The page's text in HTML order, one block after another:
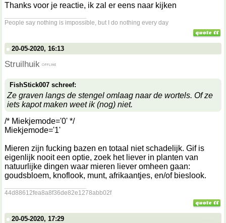
Thanks voor je reactie, ik zal er eens naar kijken
People say nothing is impossible, but I do nothing every day
20-05-2020, 16:13
Struilhuik
FishStick007 schreef:
Ze graven langs de stengel omlaag naar de wortels. Of ze
iets kapot maken weet ik (nog) niet.
/* Miekjemode='0' */
Miekjemode='1'
Mieren zijn fucking bazen en totaal niet schadelijk. Gif is
eigenlijk nooit een optie, zoek het liever in planten van
natuurlijke dingen waar mieren liever omheen gaan:
goudsbloem, knoflook, munt, afrikaantjes, en/of bieslook.
44d88612fea8a8f36de82e1278abb02f
20-05-2020, 17:29